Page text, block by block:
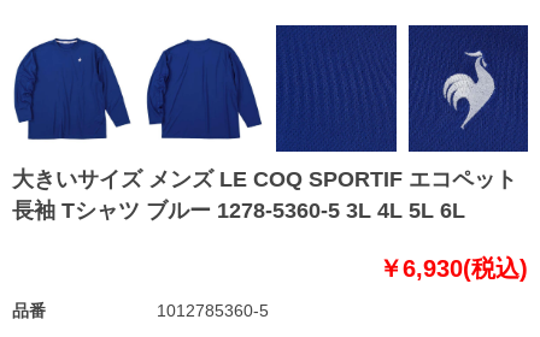
大きいサイズ メンズ LE COQ SPORTIF エコペット
長袖 Tシャツ ブルー 1278-5360-5 3L 4L 5L 6L
￥6,930(税込)
品番 1012785360-5